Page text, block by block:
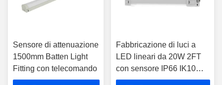
Sensore di attenuazione
1500mm Batten Light
Fitting con telecomando
Fabbricazione di luci a
LED lineari da 20W 2FT
con sensore IP66 IK10
LED Batten Fitting